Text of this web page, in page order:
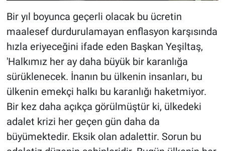
Bir yıl boyunca geçerli olacak bu ücretin
maalesef durdurulamayan enflasyon karşısında
hızla eriyeceğini ifade eden Başkan Yeşiltaş,
'Halkımız her ay daha büyük bir karanlığa
sürüklenecek. İnanın bu ülkenin insanları, bu
ülkenin emekçi halkı bu karanlığı haketmiyor.
Bir kez daha açıkça görülmüştür ki, ülkedeki
adalet krizi her geçen gün daha da
büyümektedir. Eksik olan adalettir. Sorun bu